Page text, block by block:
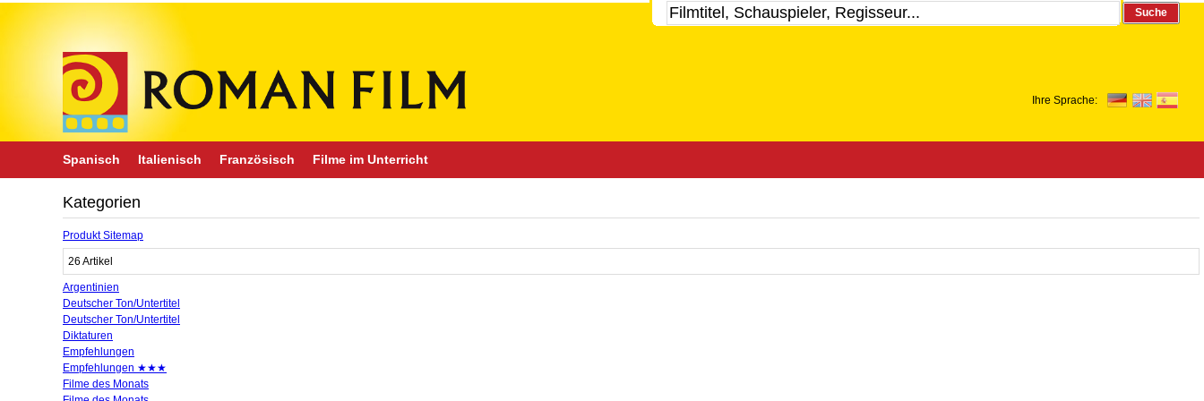
Suche
Ihre Sprache:
Spanisch Italienisch Französisch Filme im Unterricht
Kategorien
Produkt Sitemap
26 Artikel
Argentinien
Deutscher Ton/Untertitel
Deutscher Ton/Untertitel
Diktaturen
Empfehlungen
Empfehlungen ★★★
Filme des Monats